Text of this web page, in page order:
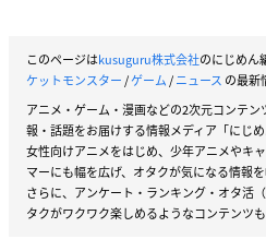
このページはkusuguru株式会社のにじめん
ケットモンスター/ゲーム/ニュース の最新
アニメ・ゲーム・漫画などの2次元コンテ
報・話題をお届けする情報メディア「にじめ
女性向けアニメをはじめ、少年アニメやキ
マーにも幅を広げ、オタクが気になる情報
さらに、アンケート・ランキング・オタ活
タクがワクワク楽しめるようなコンテンツも